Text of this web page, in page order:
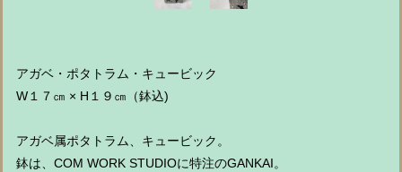
アガベ・ポタトラム・キュービック
W１７㎝ × H１９㎝（鉢込)
アガベ属ポタトラム、キュービック。
鉢は、COM WORK STUDIOに特注のGANKAI。